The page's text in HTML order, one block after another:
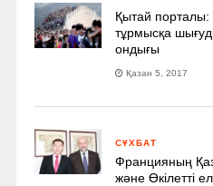
Қытай порталы:
тұрмысқа
ондығы
Қазан 5, 2017
СҰХБАТ
Францияның
және Өкілетті